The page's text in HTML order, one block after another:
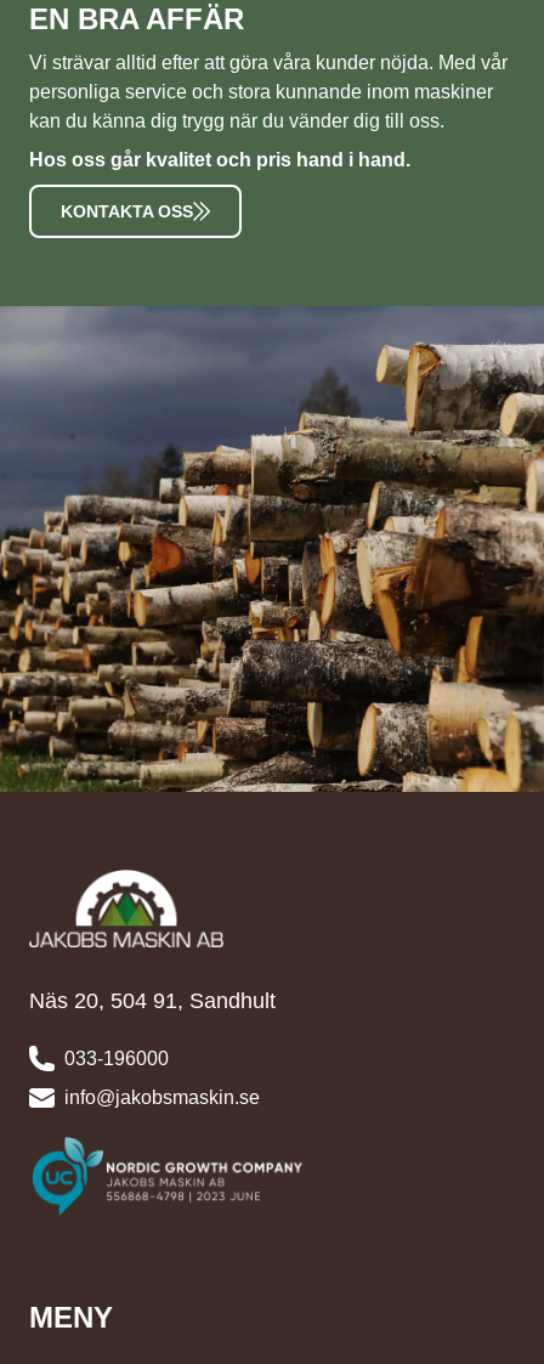
EN BRA AFFÄR
Vi strävar alltid efter att göra våra kunder nöjda. Med vår
personliga service och stora kunnande inom maskiner
kan du känna dig trygg när du vänder dig till oss.
Hos oss går kvalitet och pris hand i hand.
KONTAKTA OSS
Näs 20, 504 91, Sandhult
033-196000
info@jakobsmaskin.se
MENY